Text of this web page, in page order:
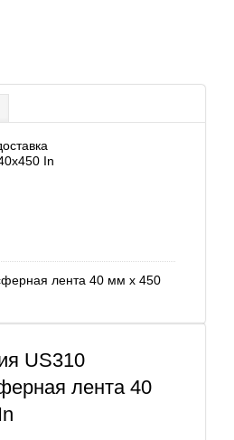
In
лента 40 мм х 450
US310
лента 40